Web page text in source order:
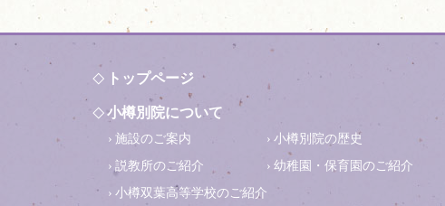
トップページ
小樽別院について
施設のご案内
小樽別院の歴史
説教所のご紹介
幼稚園・保育園のご紹介
小樽双葉高等学校のご紹介